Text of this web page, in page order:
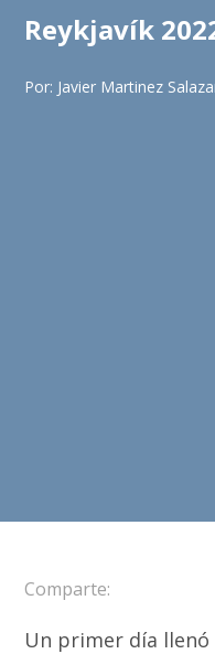
Reykjavík
Por: Javier Martinez
Comparte:
Un primer día llenó